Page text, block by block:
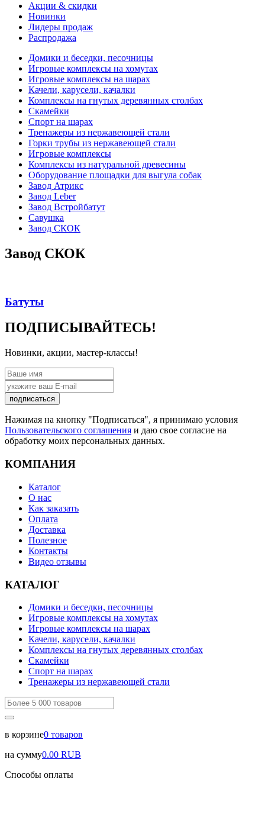
Акции & скидки
Новинки
Лидеры продаж
Распродажа
Домики и беседки, песочницы
Игровые комплексы на хомутах
Игровые комплексы на шарах
Качели, карусели, качалки
Комплексы на гнутых деревянных столбах
Скамейки
Спорт на шарах
Тренажеры из нержавеющей стали
Горки трубы из нержавеющей стали
Игровые комплексы
Комплексы из натуральной древесины
Оборудование площадки для выгула собак
Завод Атрикс
Завод Leber
Завод Встройбатут
Савушка
Завод СКОК
Завод СКОК
Батуты
ПОДПИСЫВАЙТЕСЬ!
Новинки, акции, мастер-классы!
подписаться
Нажимая на кнопку "Подписаться", я принимаю условия
Пользовательского соглашения и даю свое согласие на
обработку моих персональных данных.
КОМПАНИЯ
Каталог
О нас
Как заказать
Оплата
Доставка
Полезное
Контакты
Видео отзывы
КАТАЛОГ
Домики и беседки, песочницы
Игровые комплексы на хомутах
Игровые комплексы на шарах
Качели, карусели, качалки
Комплексы на гнутых деревянных столбах
Скамейки
Спорт на шарах
Тренажеры из нержавеющей стали
в корзине0 товаров
на сумму0.00 RUB
Способы оплаты